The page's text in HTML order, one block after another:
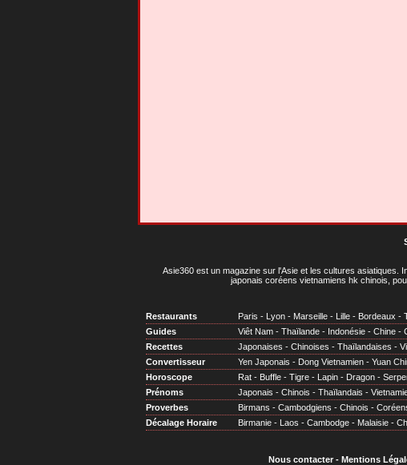
Asie360 est un magazine sur l'Asie et les cultures asiatiques .
japonais coréens vietnamiens hk chinois,
Restaurants Paris - Lyon - Marseille - Lille - Bordeaux -
Guides
Viêt Nam - Thaïlande - Indonésie - Chine -
Recettes
Japonaises - Chinoises - Thaïlandaises -
Convertisseur
Yen Japonais - Dong Vietnamien - Yuan
Horoscope
Rat - Buffle - Tigre - Lapin - Dragon -
Prénoms
Japonais - Chinois - Thaïlandais -
Proverbes
Birmans - Cambodgiens - Chinois -
Décalage Horaire
Birmanie - Laos - Cambodge - Malaisie -
Nous contacter- Mentions